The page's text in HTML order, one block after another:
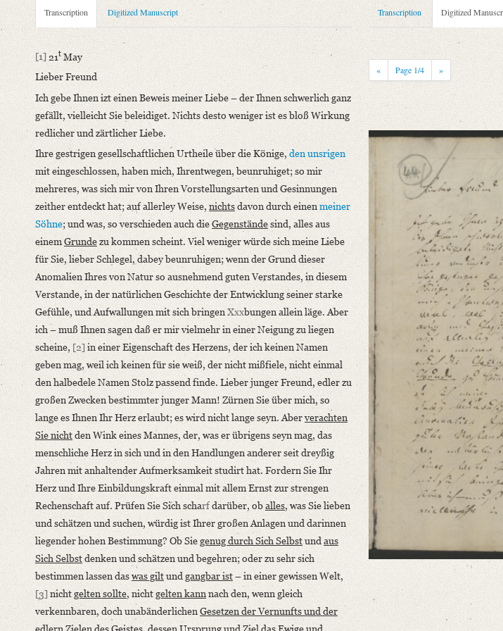
Metadata Concerning Header
Sender: Johann Georg Heinrich Feder
Recipient: August Wilhelm von Schlegel
Place of Dispatch: Göttingen
Place of Destination: Göttingen
Date: 21. Mai [zwischen 1786 und 1791]
Notations: Absender, Datum (Jahr) sowie Absende- und Empfangsort erschlossen. – Datierung: Der Brief
Manuscript
Provider: Dresden, Sächsische Landesbibliothek - Staats- und Universitätsbibliothek
OAI Id: DE-1a-33563
Classification Number: Mscr.Dresd.e.90,XIX,Bd.8,Nr.44
Number of Pages: 3S. auf Doppelbl., hs. m. U.
Format: 25,6 x 18,2 cm
Incipit: „[1] 21t May
Lieber Freund
Ich gebe Ihnen izt einen Beweis meiner Liebe – der Ihnen schwerlich ganz gefällt, vielleicht Sie beleidiget.
Language
German
Bamberg, Claudia
Varwig, Olivia
Transcription Digitized Manuscript
[1] 21t May
Lieber Freund
Ich gebe Ihnen izt einen Beweis meiner Liebe – der Ihnen schwerlich ganz
gefällt, vielleicht Sie beleidiget. Nichts desto weniger ist es bloß Wirkung
redlicher und zärtlicher Liebe.
Ihre gestrigen gesellschaftlichen Urtheile über die Könige, den unsrigen
mit eingeschlossen, haben mich, Ihrentwegen, beunruhiget; so mir
mehreres, was sich mir von Ihren Vorstellungsarten und Gesinnungen
zeither entdeckt hat; auf allerley Weise, nichtsdavon durch einenmeiner
Söhne; und was, so verschieden auch dieGegenständesind, alles aus
einemGrundezu kommen scheint. Viel weniger würde sich meine Liebe
für Sie, lieber Schlegel, dabey beunruhigen; wenn der Grund dieser
Anomalien Ihres von Natur so ausnehmend guten Verstandes, in diesem
Verstande, in der natürlichen Geschichte der Entwicklung seiner starke
Gefühle, und Aufwallungen mit sich bringenXxxbungen allein läge. Aber
ich – muß Ihnen sagen daß er mir vielmehr in einer Neigung zu liegen
scheine, [2] in einer Eigenschaft des Herzens, der ich keinen Namen
geben mag, weil ich keinen für sie weiß, der nicht mißfiele, nicht einmal
den halbedele Namen Stolz passend finde. Lieber junger Freund, edler zu
großen Zwecken bestimmter junger Mann! Zürnen Sie über mich, so
lange es Ihnen Ihr Herz erlaubt; es wird nicht lange seyn. Aberverachten
Sie nichtden Wink eines Mannes, der, was er übrigens seyn mag, das
menschliche Herz in sich und in den Handlungen anderer seit dreyßig
Jahren mit anhaltender Aufmerksamkeit studirt hat. Fordern Sie Ihr
Herz und Ihre Einbildungskraft einmal mit allem Ernst zur strengen
Rechenschaft auf. Prüfen Sie Sich scharfdarüber, oballes, was Sie lieben
und schätzen und suchen, würdig ist Ihrer großen Anlagen und darinnen
liegender hohen Bestimmung? Ob Siegenug durch Sich Selbstund aus
Sich Selbstdenken und schätzen und begehren; oder zu sehr sich
bestimmen lassen daswas giltund gangbar ist– in einer gewissen Welt,
[3]nichtgelten sollte, nichtgelten kannnach den, wenn gleich
verkennbaren, doch unabänderlichenGesetzen der Vernunfts und der
edlern Zielen des Geistes , dessen Ursprung und Ziel das Ewige und
Transcription Digitized
« Page 1/4 »